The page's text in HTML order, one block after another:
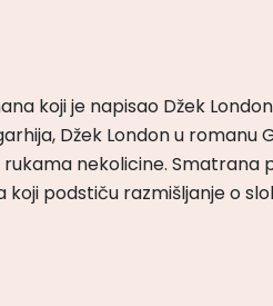
koji je napisao Džek
Džek London u
nekolicine.
podstiču razmišljanje o